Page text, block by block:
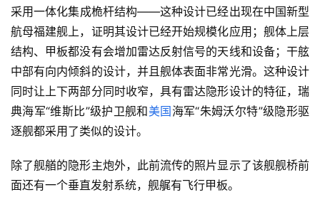
采用一体化集成桅杆结构——这种设计已经出现在中国新型
航母福建舰上，证明其设计已经开始规模化应用；舰体上层
结构、甲板都没有会增加雷达反射信号的天线和设备；干舷
中部有向内倾斜的设计，并且舰体表面非常光滑。这种设计
同时让上下两部分同时收窄，具有雷达隐形设计的特征，瑞
典海军“维斯比”级护卫舰和美国 海军“朱姆沃尔特”级隐形驱
逐舰都采用了类似的设计。
除了舰艏的隐形主炮外，此前流传的照片显示了该舰舰桥前
面还有一个垂直发射系统，舰艉有飞行甲板。